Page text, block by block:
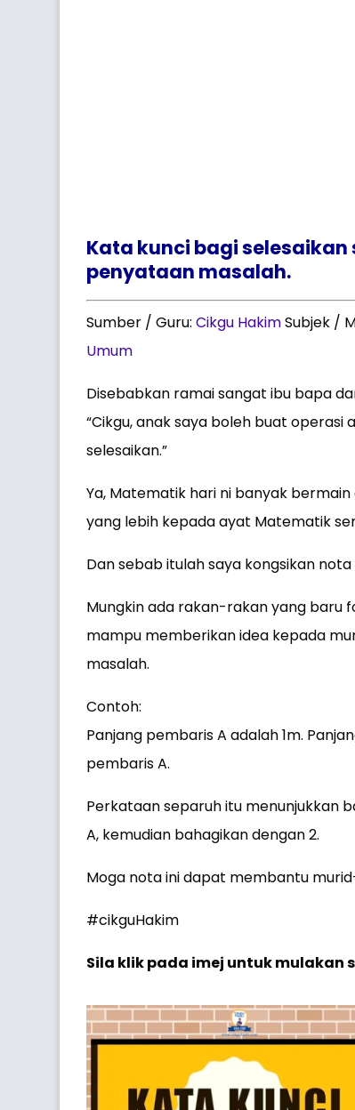
Kata kunci bagi
penyataan masalah.
Sumber / Guru:Cikgu HakimSubjek /
Umum
Disebabkan ramai sangat ibu bapa
“Cikgu, anak saya boleh buat
selesaikan.”
Ya, Matematik hari ni banyak
yang lebih kepada ayat Matematik
Dan sebab itulah saya kongsikan nota
Mungkin ada rakan-rakan yang baru
mampu memberikan idea kepada
masalah.
Contoh:
Panjang pembaris A adalah 1m.
pembaris A.
Perkataan separuh itu menunjukkan
A, kemudian bahagikan dengan 2.
Moga nota ini dapat membantu
#cikguHakim
Sila klik pada imej untuk mulakan